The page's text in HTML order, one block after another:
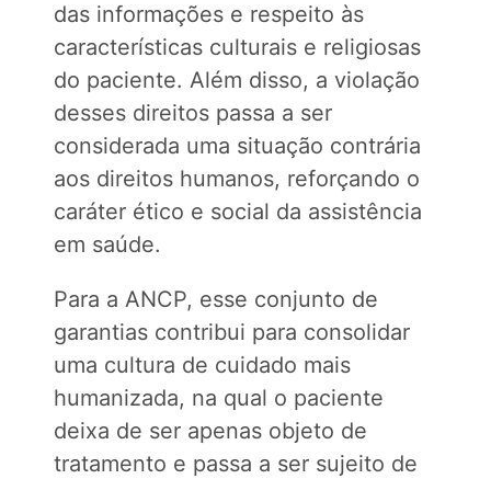
das informações e respeito às
características culturais e religiosas
do paciente. Além disso, a violação
desses direitos passa a ser
considerada uma situação contrária
aos direitos humanos, reforçando o
caráter ético e social da assistência
em saúde.
Para a ANCP, esse conjunto de
garantias contribui para consolidar
uma cultura de cuidado mais
humanizada, na qual o paciente
deixa de ser apenas objeto de
tratamento e passa a ser sujeito de